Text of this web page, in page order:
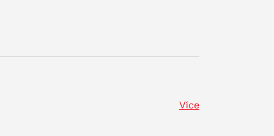
Více